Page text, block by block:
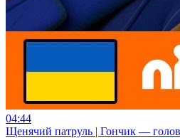
04:44
Щенячий патруль | Гончик —